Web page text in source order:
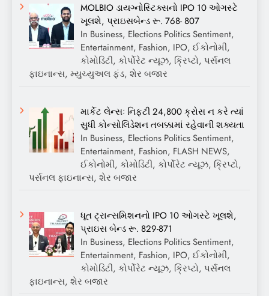
MOLBIO ડાયગ્નોસ્ટિક્સનો IPO 10 ઓગસ્ટે
ખૂલશે, પ્રાઇસબેન્ડ રૂ. 768- 807
In Business, Elections Politics Sentiment,
Entertainment, Fashion, IPO, ઈકોનોમી,
કોમોડિટી, કોર્પોરેટ ન્યૂઝ, ક્રિપ્ટો, પર્સનલ
ફાઇનાન્સ, મ્યુચ્યુઅલ ફંડ, શેર બજાર
માર્કેટ લેન્સઃ નિફ્ટી 24,800 ક્રોસ ન કરે ત્યાં
સુધી કોન્સોલિડેશન તબક્કામાં રહેવાની શક્યતા
In Business, Elections Politics Sentiment,
Entertainment, Fashion, FLASH NEWS,
ઈકોનોમી, કોમોડિટી, કોર્પોરેટ ન્યૂઝ, ક્રિપ્ટો,
પર્સનલ ફાઇનાન્સ, શેર બજાર
ધૂત ટ્રાન્સમિશનનો IPO 10 ઓગસ્ટે ખૂલશે,
પ્રાઇસ બેન્ડ રૂ. 829-871
In Business, Elections Politics Sentiment,
Entertainment, Fashion, IPO, ઈકોનોમી,
કોમોડિટી, કોર્પોરેટ ન્યૂઝ, ક્રિપ્ટો, પર્સનલ
ફાઇનાન્સ, શેર બજાર